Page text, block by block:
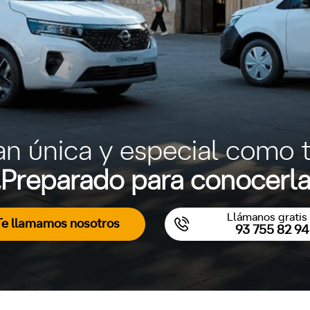
única y especial como
para
llamamos nosotros
Llámanos gratis
93 755 82 94